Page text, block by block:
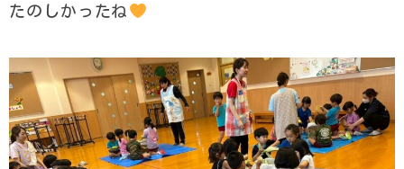
たのしかったね